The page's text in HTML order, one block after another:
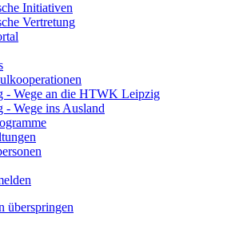
Initiativen
Vertretung
- Wege an die HTWK Leipzig
- Wege ins Ausland
überspringen